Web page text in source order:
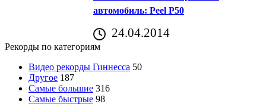
автомобиль: Peel P50
24.04.2014
Рекорды по категориям
Видео рекорды Гиннесса 50
Другое 187
Самые большие 316
Самые быстрые 98